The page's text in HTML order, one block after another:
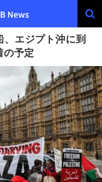
、エジプト沖に到
予定